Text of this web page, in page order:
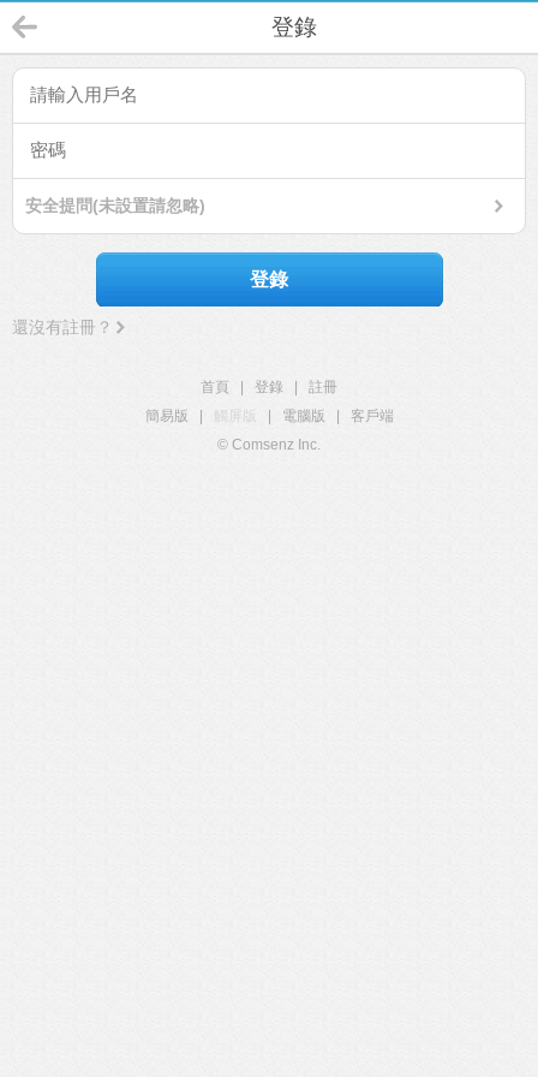
登錄
安全提問(未設置請忽略)
登錄
還沒有註冊？
首頁 登錄
註冊
簡易版
觸屏版 電腦版
客戶端
© Comsenz Inc.